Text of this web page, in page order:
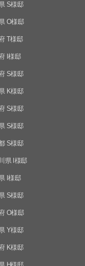
S様邸
O様邸
T様邸
I様邸
S様邸
K様邸
S様邸
S様邸
S様邸
県 I様邸
I様邸
S様邸
O様邸
Y様邸
K様邸